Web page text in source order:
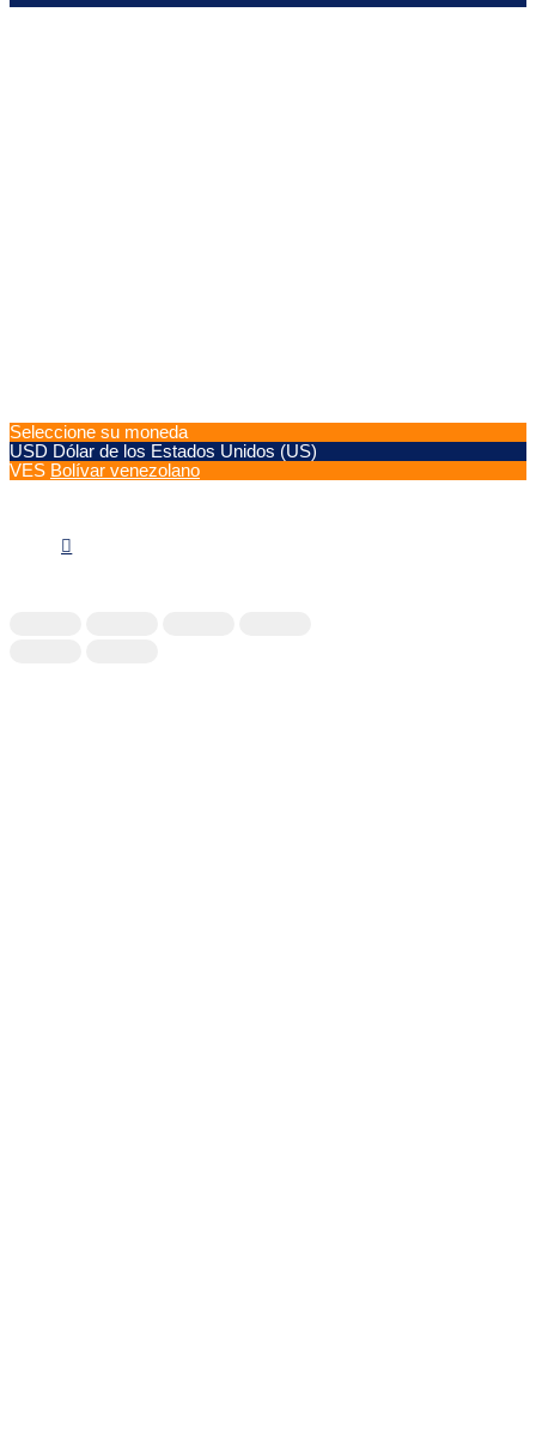
Seleccione su moneda
USD Dólar de los Estados Unidos (US)
VES Bolívar venezolano